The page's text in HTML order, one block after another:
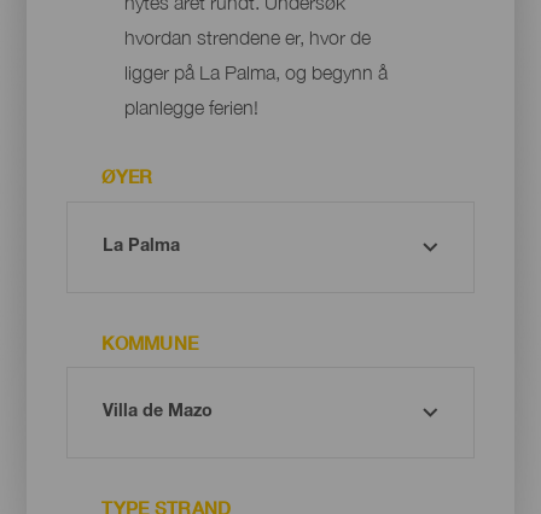
hvordan strendene er, hvor de
ligger på La Palma, og begynn å
planlegge ferien!
ØYER
KOMMUNE
TYPE STRAND